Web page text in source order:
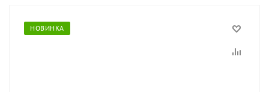
НОВИНКА